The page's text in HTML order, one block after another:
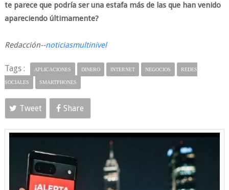
te parece que podría ser una estafa más de las que han venido
apareciendo últimamente?
Redacción--noticiasmultinivel
Tags : APLICACIONES DINERO INTERNET NEGOCIOS REDES
SOCIALES SMARTPHONES
Tweet Share